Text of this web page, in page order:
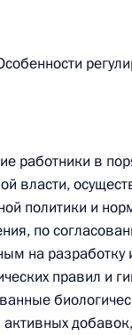
закон от
закон от
в статью
силу
закон
работники в
власти,
политики и
по
на разработку
правил и
активных